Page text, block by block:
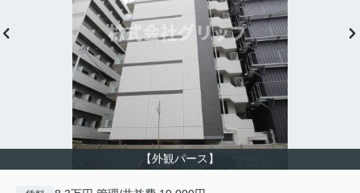
【外観パース】